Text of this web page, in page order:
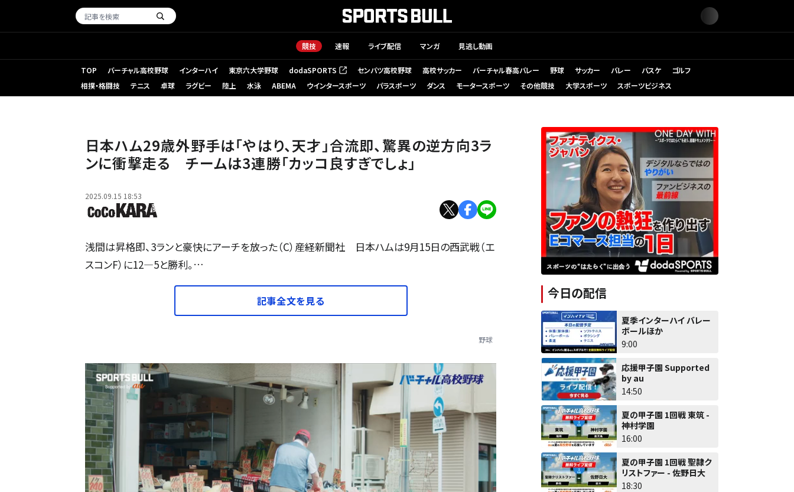
競技 速報 ライブ配信 マンガ 見逃し動画
TOP バーチャル高校野球 インターハイ 東京六大学野球 dodaSPORTS
（新しいタブで開く） センバツ高校野球 高校サッカー バーチャル春高バレー 野球 サッカー バレー バスケ
ゴルフ
相撲・格闘技
テニス 卓球 ラグビー 陸上 水泳 ABEMA ウインタースポーツ パラスポーツ ダンス モータースポーツ その他競技 大学スポーツ スポーツビジネス
日本ハム29歳外野手は「やはり、天才」合流即、驚異の逆方向3ラ
ンに衝撃走る チームは3連勝「カッコ良すぎでしょ」
2025.09.15 18:53
浅間は昇格即、3ランと豪快にアーチを放った（C）産経新聞社 日本ハムは9月15日の西武戦（エ
スコンF）に12―5と勝利。…
記事全文を見る
野球
今日の配信
夏季インターハイ バレー
ボールほか
9:00
応援甲子園 Supported
by au
14:50
夏の甲子園 1回戦 東筑 -
神村学園
16:00
夏の甲子園 1回戦 聖隷ク
リストファー - 佐野日大
18:30